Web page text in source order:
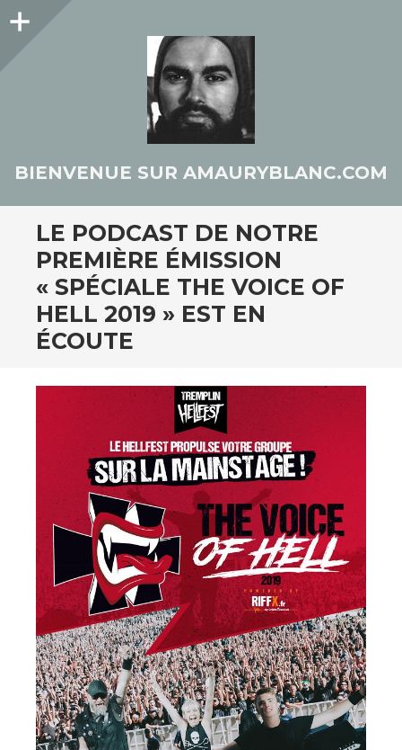
Colonne
BIENVENUE SUR AMAURYBLANC.COM
LE PODCAST DE NOTRE
PREMIÈRE ÉMISSION
« SPÉCIALE THE VOICE OF
HELL 2019 » EST EN
ÉCOUTE